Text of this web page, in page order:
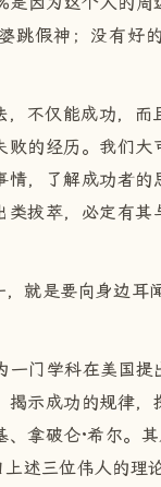
跳假神；没有好
不仅能成功，
的经历。我们
，了解成功者
拔萃，必定有
就是要向身边耳
门学科在美国
示成功的规律
拿破仑·希尔。
述三位伟人的理